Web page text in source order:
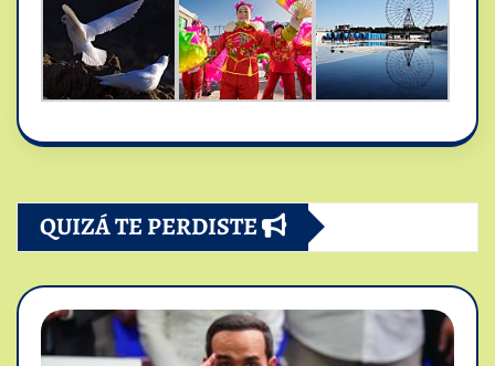
QUIZÁ TE PERDISTE